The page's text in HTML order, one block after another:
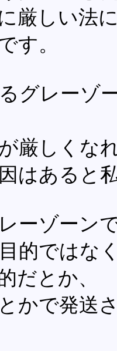
厳しい法
す。
グレーゾ
厳しくな
はあると
ーゾーン
的ではな
だとか、
かで発送